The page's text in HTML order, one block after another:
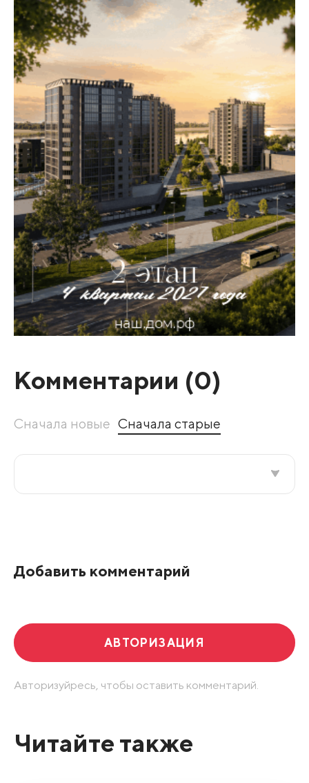
Комментарии (0)
Сначала новые Сначала старые
Добавить комментарий
АВТОРИЗАЦИЯ
Авторизуйресь, чтобы оставить комментарий.
Читайте также